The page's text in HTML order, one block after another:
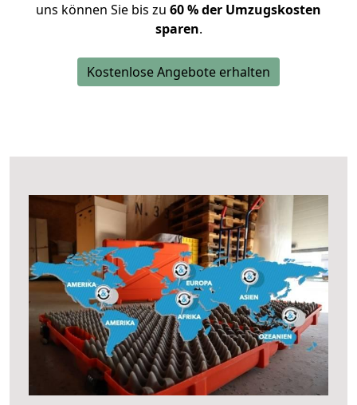
uns können Sie bis zu 60 % der Umzugskosten
sparen.
Kostenlose Angebote erhalten